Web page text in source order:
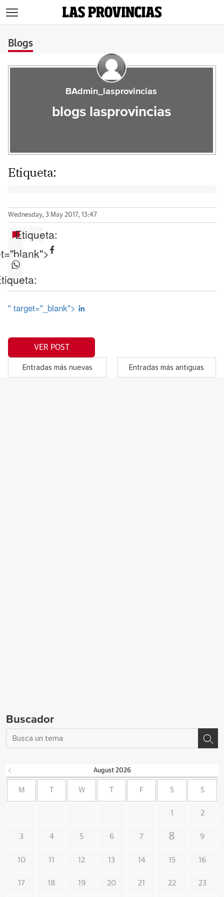
Blogs
BAdmin_lasprovincias
blogs lasprovincias
Etiqueta:
Wednesday, 3 May 2017, 13:47
Etiqueta:
" target="_blank">
VER POST
Entradas más nuevas Entradas más antiguas
Buscador
August 2026
M W F S S
1 2
3 4 5 6 7 8 9
10 11 12 13 14 15 16
17 18 19 20 21 22 23